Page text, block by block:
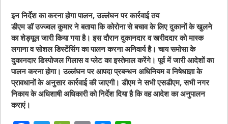
इन निर्देश का करना होगा पालन, उल्लंघन पर कार्रवाई तय
डीएम डॉ उज्ज्वल कुमार ने बताया कि कोरोना से बचाव के लिए दुकानों के खुलने
का शेड्यूल जारी किया गया है। इस दौरान दुकानदार व खरीददार को मास्क
लगाना व सोशल डिस्टेंसिंग का पालन करना अनिवार्य है। चाय समोसा के
दुकानदार डिस्पोजल गिलास व प्लेट का इस्तेमाल करेंगे। पूर्व में जारी आदेशों का
पालन करना होगा। उल्लंघन पर आपदा प्रबन्धन अधिनियम व निषेधाज्ञा के
प्रावधानों के अनुसार कार्रवाई की जाएगी। डीएम ने सभी एसडीएम, सभी नगर
निकाय के अधिशाषी अधिकारी को निर्देश दिया है कि वह आदेश का अनुपालन
कराएं।